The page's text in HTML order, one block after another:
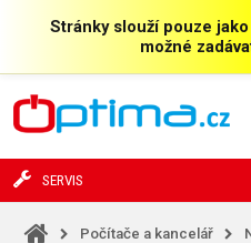
Stránky slouží pouze
možné
SERVIS
Počítače a kancelář